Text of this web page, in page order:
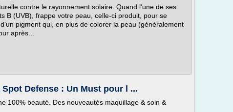
contre le rayonnement solaire. Quand l'une de ses
B (UVB), frappe votre peau, celle-ci produit, pour se
pigment qui, en plus de colorer la peau (généralement
après...
Defense : Un Must pour l ...
100% beauté. Des nouveautés maquillage & soin &